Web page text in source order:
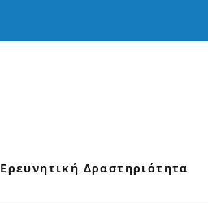
Ερευνητική Δραστηριότητα